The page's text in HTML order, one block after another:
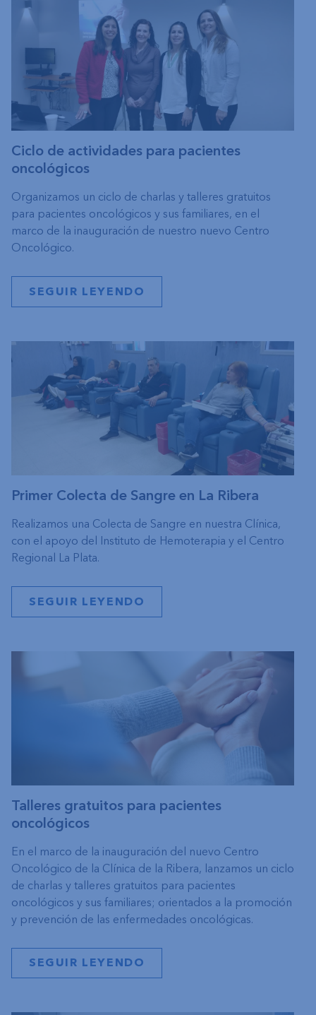
Ciclo de actividades para pacientes
oncológicos
Organizamos un ciclo de charlas y talleres gratuitos
para pacientes oncológicos y sus familiares, en el
marco de la inauguración de nuestro nuevo Centro
Oncológico.
SEGUIR LEYENDO
Primer Colecta de Sangre en La Ribera
Realizamos una Colecta de Sangre en nuestra Clínica,
con el apoyo del Instituto de Hemoterapia y el Centro
Regional La Plata.
SEGUIR LEYENDO
Talleres gratuitos para pacientes
oncológicos
En el marco de la inauguración del nuevo Centro
Oncológico de la Clínica de la Ribera, lanzamos un ciclo
de charlas y talleres gratuitos para pacientes
oncológicos y sus familiares; orientados a la promoción
y prevención de las enfermedades oncológicas.
SEGUIR LEYENDO